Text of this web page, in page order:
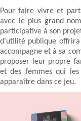
Pour faire vivre et
avec le plus grand
participative à son
d’utilité publique
accompagne et à sa
proposer leur propre
et des femmes qui
apparaître dans ce jeu.